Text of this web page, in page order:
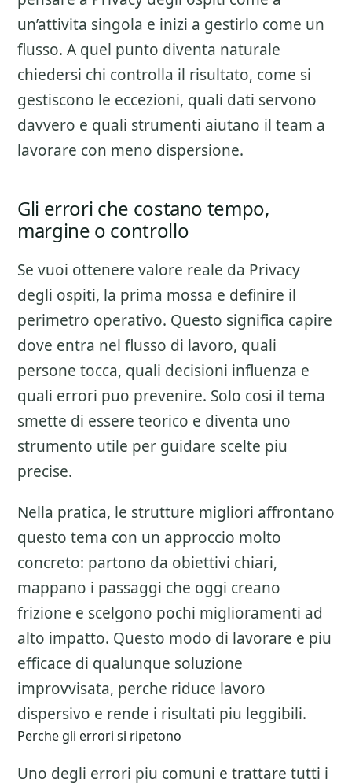
un’attivita singola e inizi a gestirlo come un
flusso. A quel punto diventa naturale
chiedersi chi controlla il risultato, come si
gestiscono le eccezioni, quali dati servono
davvero e quali strumenti aiutano il team a
lavorare con meno dispersione.
Gli errori che costano tempo,
margine o controllo
Se vuoi ottenere valore reale da Privacy
degli ospiti, la prima mossa e definire il
perimetro operativo. Questo significa capire
dove entra nel flusso di lavoro, quali
persone tocca, quali decisioni influenza e
quali errori puo prevenire. Solo cosi il tema
smette di essere teorico e diventa uno
strumento utile per guidare scelte piu
precise.
Nella pratica, le strutture migliori affrontano
questo tema con un approccio molto
concreto: partono da obiettivi chiari,
mappano i passaggi che oggi creano
frizione e scelgono pochi miglioramenti ad
alto impatto. Questo modo di lavorare e piu
efficace di qualunque soluzione
improvvisata, perche riduce lavoro
dispersivo e rende i risultati piu leggibili.
Perche gli errori si ripetono
Uno degli errori piu comuni e trattare tutti i